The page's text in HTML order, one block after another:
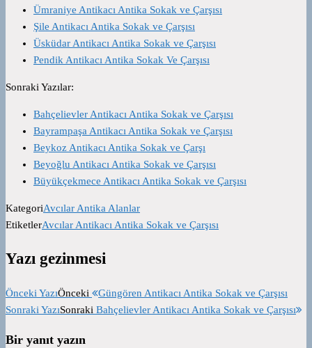
Ümraniye Antikacı Antika Sokak ve Çarşısı
Şile Antikacı Antika Sokak ve Çarşısı
Üsküdar Antikacı Antika Sokak ve Çarşısı
Pendik Antikacı Antika Sokak Ve Çarşısı
Sonraki Yazılar:
Bahçelievler Antikacı Antika Sokak ve Çarşısı
Bayrampaşa Antikacı Antika Sokak ve Çarşısı
Beykoz Antikacı Antika Sokak ve Çarşı
Beyoğlu Antikacı Antika Sokak ve Çarşısı
Büyükçekmece Antikacı Antika Sokak ve Çarşısı
KategoriAvcılar Antika Alanlar
EtiketlerAvcılar Antikacı Antika Sokak ve Çarşısı
Yazı gezinmesi
Önceki YazıÖnceki
Güngören Antikacı Antika Sokak ve Çarşısı
Sonraki YazıSonraki Bahçelievler Antikacı Antika Sokak ve Çarşısı
Bir yanıt yazın